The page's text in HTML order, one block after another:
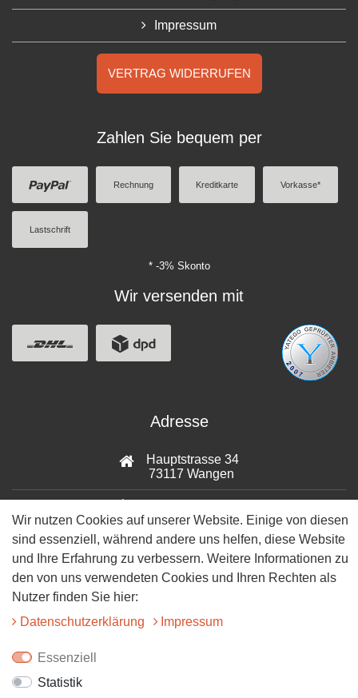
Impressum
VERTRAG WIDERRUFEN
Zahlen Sie bequem per
Rechnung Kreditkarte Vorkasse*
Lastschrift
* -3% Skonto
Wir versenden mit
Adresse
Hauptstrasse 34
73117 Wangen
info@tiervitalshop.de
Folgt uns auf Facebook
Folgt uns auf Instagram
Wir nutzen Cookies auf unserer Website. Einige von diesen
sind essenziell, während andere uns helfen, diese Website
und Ihre Erfahrung zu verbessern. Weitere Informationen zu
den von uns verwendeten Cookies und Ihren Rechten als
Nutzer finden Sie hier:
Daten­schutz­erklärung
Impressum
Essenziell
Statistik